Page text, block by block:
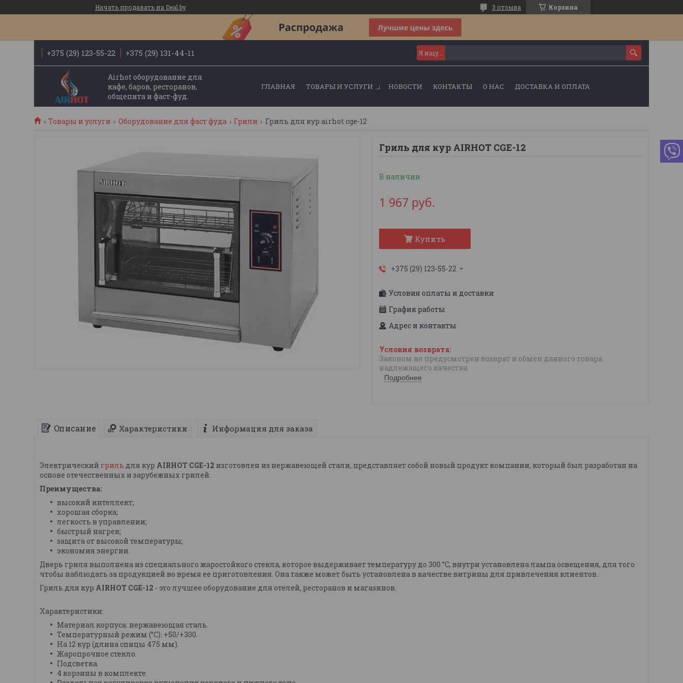
Начать продавать на Deal.by Корзина
3 отзыва
+375 (29) 123-55-22 +375 (29) 131-44-11
Airhot оборудование для
кафе, баров, ресторанов,
общепита и фаст-фуд.
ГЛАВНАЯ ТОВАРЫ И УСЛУГИ НОВОСТИ КОНТАКТЫ О НАС ДОСТАВКА И ОПЛАТА
Товары и услуги Оборудование для фаст фуда Грили Гриль для кур airhot cge-12
Гриль для кур AIRHOT CGE-12
В наличии
1 967 руб.
Купить
+375 (29) 123-55-22
Условия оплаты и доставки
График работы
Адрес и контакты
Законом не предусмотрен возврат и обмен данного товара
надлежащего качества
Подробнее
Описание Характеристики Информация для заказа
Электрический гриль для кур AIRHOT CGE-12 изготовлен из нержавеющей стали, представляет собой новый продукт компании, который был разработан на
основе отечественных и зарубежных грилей.
Преимущества:
высокий интеллект;
хорошая сборка;
легкость в управлении;
быстрый нагрев;
защита от высокой температуры;
экономия энергии.
Дверь гриля выполнена из специального жаростойкого стекла, которое выдерживает температуру до 300 °С, внутри установлена лампа освещения, для того
чтобы наблюдать за продукцией во время ее приготовления. Она также может быть установлена в качестве витрины для привлечения клиентов.
Гриль для кур AIRHOT CGE-12 - это лучшее оборудование для отелей, ресторанов и магазинов.
Характеристики:
Материал корпуса: нержавеющая сталь.
Температурный режим (°С): +50/+300.
На 12 кур (длина спицы 475 мм).
Жаропрочное стекло.
Подсветка.
4 корзины в комплекте.